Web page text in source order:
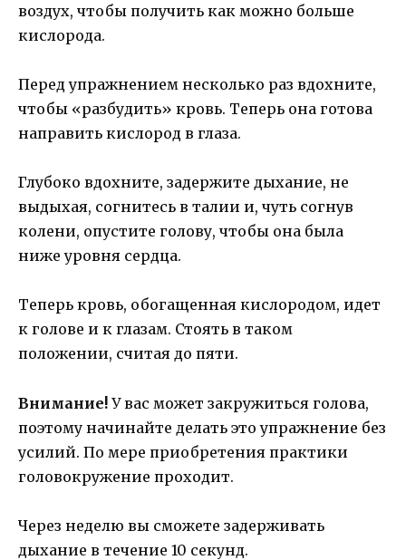
воздух, чтобы получить как можно больше
кислорода.
Перед упражнением несколько раз вдохните,
чтобы «разбудить» кровь. Теперь она готова
направить кислород в глаза.
Глубоко вдохните, задержите дыхание, не
выдыхая, согнитесь в талии и, чуть согнув
колени, опустите голову, чтобы она была
ниже уровня сердца.
Теперь кровь, обогащенная кислородом, идет
к голове и к глазам. Стоять в таком
положении, считая до пяти.
Внимание! У вас может закружиться голова,
поэтому начинайте делать это упражнение без
усилий. По мере приобретения практики
головокружение проходит.
Через неделю вы сможете задерживать
дыхание в течение 10 секунд.